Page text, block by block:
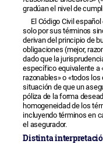
gradúan el nivel de
El Código Civil
solo por sus términos
derivan del principio de
obligaciones (mejor,
dado que la
específico equivalente a
razonables» o «todos
situación de que un
póliza de la forma
homogeneidad de los
incluyendo términos en
el asegurador.
Distinta